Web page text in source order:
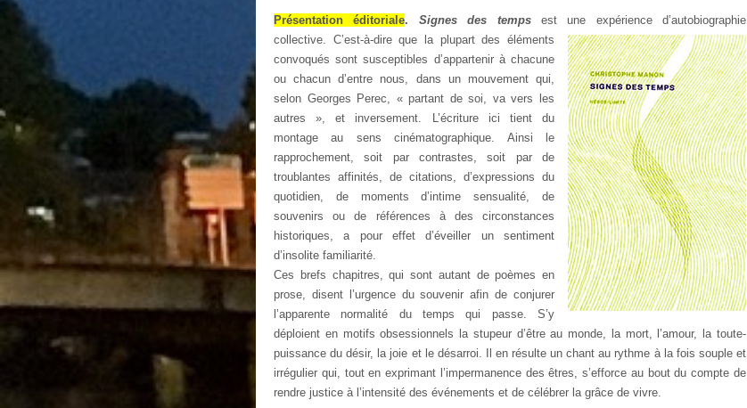
Présentation éditoriale. Signesdes tempsest une expérience d’autobiographie
collective. C’est-à-dire que la plupart des éléments
convoqués sont susceptibles d’appartenir à chacune
ou chacun d’entre nous, dans un mouvement qui,
selon Georges Perec, « partant de soi, va vers les
autres », et inversement. L’écriture ici tient du
montage au sens cinématographique. Ainsi le
rapprochement, soit par contrastes, soit par de
troublantes affinités, de citations, d’expressions du
quotidien, de moments d’intime sensualité, de
souvenirs ou de références à des circonstances
historiques, a pour effet d’éveiller un sentiment
d’insolite familiarité.
Ces brefs chapitres, qui sont autant de poèmes en
prose, disent l’urgence du souvenir afin de conjurer
l’apparente normalité du temps qui passe. S’y
déploient en motifs obsessionnels la stupeur d’être au monde, la mort, l’amour, la toute-
puissance du désir, la joie et le désarroi. Il en résulte un chant au rythme à la fois souple et
irrégulier qui, tout en exprimant l’impermanence des êtres, s’efforce au bout du compte de
rendre justice à l’intensité des événements et de célébrer la grâce de vivre.